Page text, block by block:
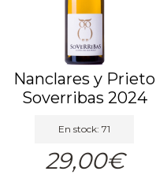
Nanclares y Prieto
Soverribas 2024
En stock: 71
29,00€